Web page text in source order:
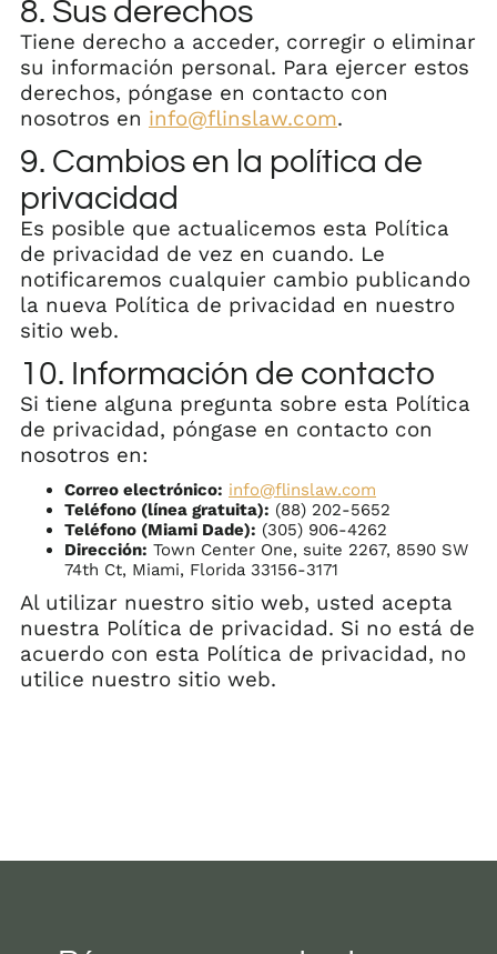
8. Sus derechos
Tiene derecho a acceder, corregir o eliminar
su información personal. Para ejercer estos
derechos, póngase en contacto con
nosotros en info@flinslaw.com.
9. Cambios en la política de
privacidad
Es posible que actualicemos esta Política
de privacidad de vez en cuando. Le
notificaremos cualquier cambio publicando
la nueva Política de privacidad en nuestro
sitio web.
10. Información de contacto
Si tiene alguna pregunta sobre esta Política
de privacidad, póngase en contacto con
nosotros en:
Correo electrónico: info@flinslaw.com
Teléfono (línea gratuita): (88) 202-5652
Teléfono (Miami Dade): (305) 906-4262
Dirección: Town Center One, suite 2267, 8590 SW
74th Ct, Miami, Florida 33156-3171
Al utilizar nuestro sitio web, usted acepta
nuestra Política de privacidad. Si no está de
acuerdo con esta Política de privacidad, no
utilice nuestro sitio web.